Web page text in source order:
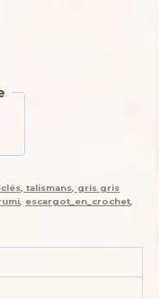
talismans, gris gris
escargot_en_crochet